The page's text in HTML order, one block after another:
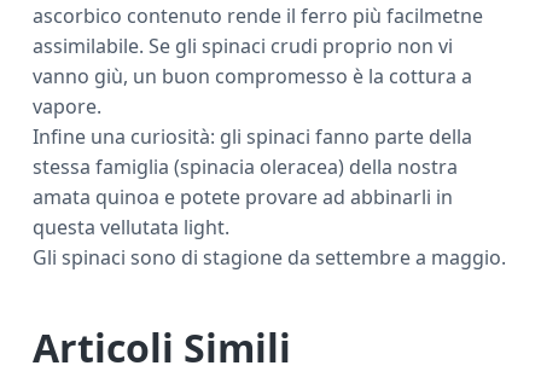
ascorbico contenuto rende il ferro più facilmetne
assimilabile. Se gli spinaci crudi proprio non vi
vanno giù, un buon compromesso è la cottura a
vapore.
Infine una curiosità: gli spinaci fanno parte della
stessa famiglia (spinacia oleracea) della nostra
amata quinoa e potete provare ad abbinarli in
questa vellutata light.
Gli spinaci sono di stagione da settembre a maggio.
Articoli Simili